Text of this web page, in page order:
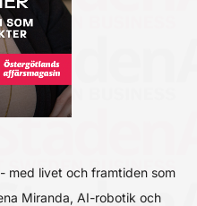
med livet och framtiden som
Miranda, AI-robotik och